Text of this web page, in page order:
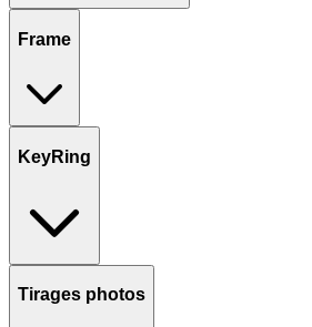
Frame
KeyRing
Tirages photos